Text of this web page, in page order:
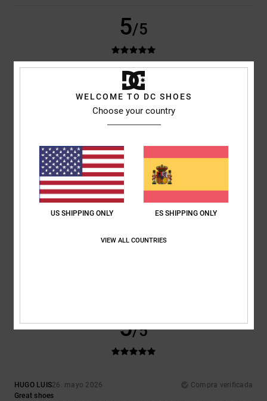
5/5
Un aspecto y un ajuste magníficos
Mostrar original - English
Relación calidad-precio Talla
3
Las lenguas están un poco rígidas; estoy acostumbrado a lenguas
5/5
HUGO LUIS26. mayo 2026
Compra verificada
Great shoes
WELCOME TO DC SHOES
Choose your country
US SHIPPING ONLY ES SHIPPING ONLY
VIEW ALL COUNTRIES